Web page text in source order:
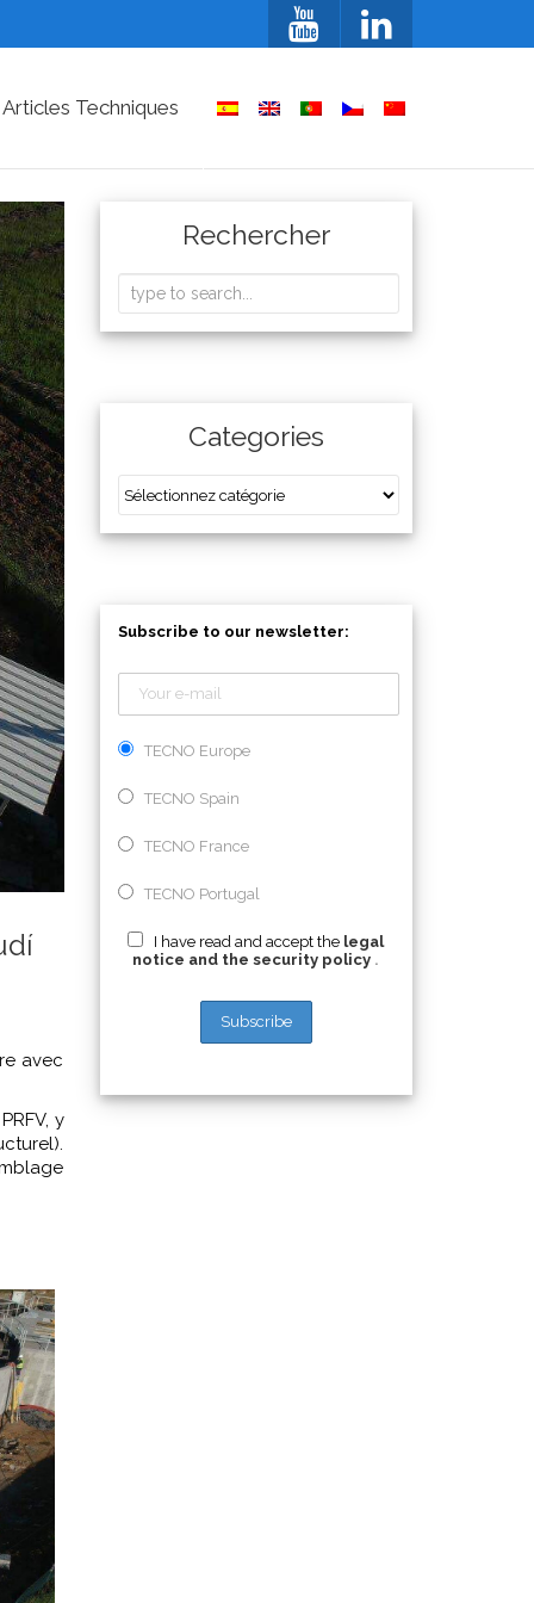
Techniques
avec
y
Rechercher
Categories
Subscribe to our newsletter:
TECNO Europe
TECNO Spain
TECNO France
TECNO Portugal
I have read and accept the legal
notice and the security policy .